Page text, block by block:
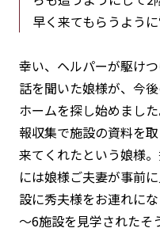
早く来てもらうよう
幸い、ヘルパーが駆け
話を聞いた娘様が、今
ホームを探し始めまし
報収集で施設の資料を
来てくれたという娘様
には娘様ご夫妻が事前
設に秀夫様をお連れに
～6施設を見学されたそ